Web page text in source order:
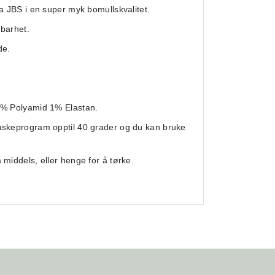
JBS i en super myk bomullskvalitet.
Polyamid 1% Elastan.
opptil 40 grader og du kan bruke
eller henge for å tørke.